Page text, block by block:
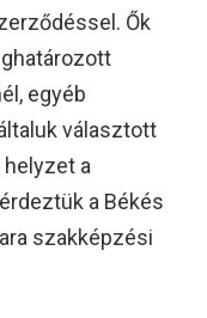
Ők
egyéb
választott
a
a Békés
szakképzési